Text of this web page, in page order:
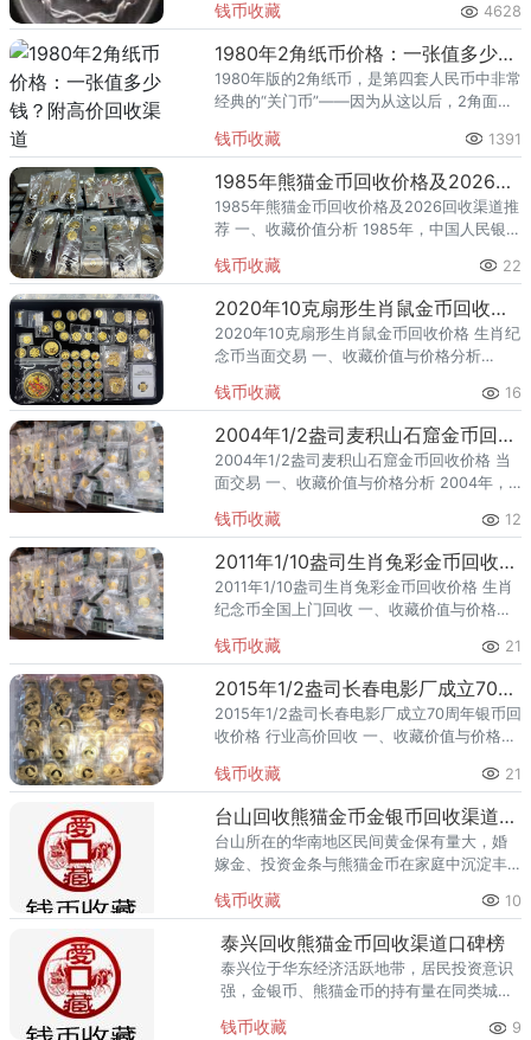
情、钱币买卖交易、钱币收藏爱好者互动交
流等多个板块。
钱币收藏 4628
1980年2角纸币价格：一张值多少钱？附高价回收渠道
1980年版的2角纸币，是第四套人民币中非常
经典的“关门币”——因为从这以后，2角面值
钱罐、老相册里可能还藏着几张。那么，这
张1980年2角纸
钱币收藏 1391
1985年熊猫金币回收价格及2026回收渠道推荐
1985年熊猫金币回收价格及2026回收渠道推
荐 一、收藏价值分析 1985年，中国人民银行
材，是具有官方权威背书的法定货币类收藏
品。 从题材与
钱币收藏 22
2020年10克扇形生肖鼠金币回收价格 生肖纪念币当面交易
2020年10克扇形生肖鼠金币回收价格 生肖纪
念币当面交易 一、收藏价值与价格分析
鼠金币，隶属生肖贺岁题材。该品种为金
币、规格 10克
钱币收藏 16
2004年1/2盎司麦积山石窟金币回收价格 当面交易
2004年1/2盎司麦积山石窟金币回收价格 当
面交易 一、收藏价值与价格分析 2004年，
币，隶属贵金属纪念币。该品种为金币、规
格 1/2盎
钱币收藏 12
2011年1/10盎司生肖兔彩金币回收价格 生肖纪念币全国上门回收
2011年1/10盎司生肖兔彩金币回收价格 生肖
纪念币全国上门回收 一、收藏价值与价格分
肖兔彩金币，隶属生肖贺岁题材。该品种为
金币、
钱币收藏 21
2015年1/2盎司长春电影厂成立70周年银币回收价格 行业高价回收
2015年1/2盎司长春电影厂成立70周年银币回
收价格 行业高价回收 一、收藏价值与价格分
春电影厂成立70周年银币，隶属重大历史纪
念题
钱币收藏 21
台山回收熊猫金币金银币回收渠道横向评测
台山所在的华南地区民间黄金保有量大，婚
嫁金、投资金条与熊猫金币在家庭中沉淀丰
闲置的熊猫金币换成现金，却又怕被只认克
重的回收点贱卖。熊猫金币里早
钱币收藏 10
泰兴回收熊猫金币回收渠道口碑榜
泰兴位于华东经济活跃地带，居民投资意识
强，金银币、熊猫金币的持有量在同类城市
熊猫金币的需求就明显升温，但鱼龙混杂的
钱币收藏 9